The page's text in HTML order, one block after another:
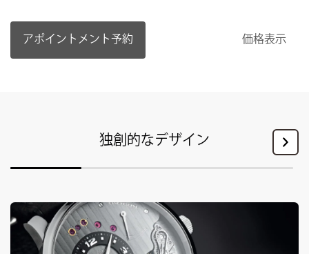
アポイントメント予約 価格表示
独創的なデザイン